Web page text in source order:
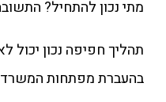
מתי נכון להתחיל?
תהליך חפיפה נכון
בהעברת מפתחות המשרד